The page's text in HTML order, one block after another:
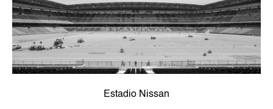
Estadio Nissan